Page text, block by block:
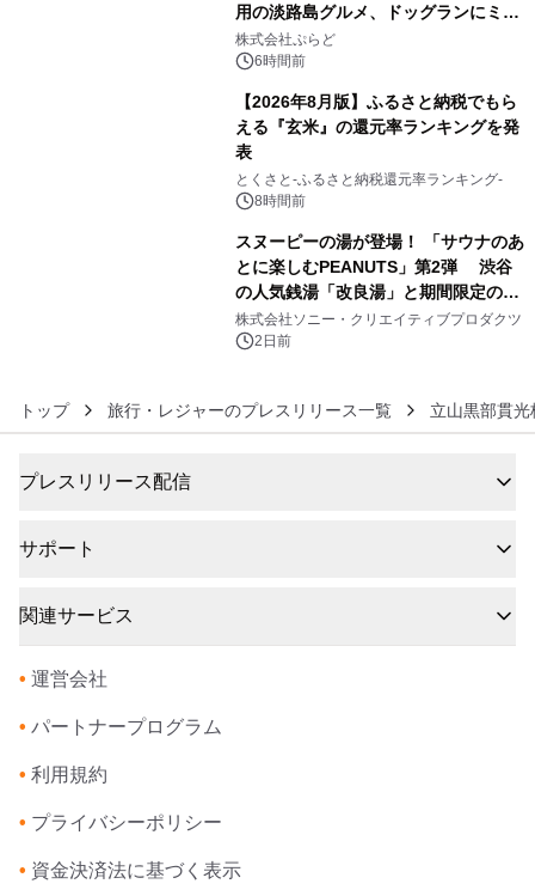
用の淡路島グルメ、ドッグランにミニ
プール グランピングとトレーラーハウ
スの2施設で
株式会社ぷらど
6時間前
【2026年8月版】ふるさと納税でもら
える『玄米』の還元率ランキングを発
表
とくさと-ふるさと納税還元率ランキング-
8時間前
スヌーピーの湯が登場！ 「サウナのあ
とに楽しむPEANUTS」第2弾 渋谷
の人気銭湯「改良湯」と期間限定のコ
ラボレーション サウナイキタイコラ
ボグッズも発売決定！
株式会社ソニー・クリエイティブプロダクツ
2日前
トップ 旅行・レジャーのプレスリリース一覧 立山黒部貫光
プレスリリース配信
サポート
関連サービス
• 運営会社
• パートナープログラム
• 利用規約
• プライバシーポリシー
• 資金決済法に基づく表示